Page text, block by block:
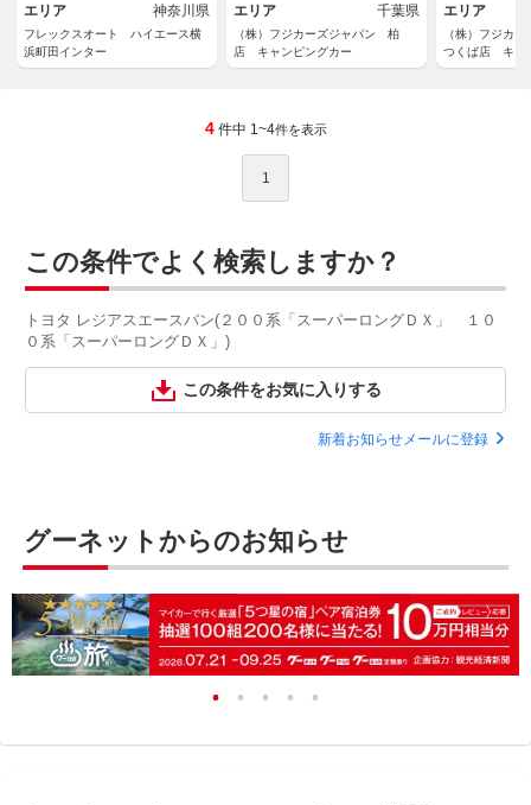
エリア
神奈川県
フレックスオート ハイエース横
浜町田インター
エリア
千葉県
（株）フジカーズジャパン 柏
店 キャンピングカー
ングカー・バ
エリア
（株）フジカ
つくば店 キャ
4 件中 1~4件を表示
1
この条件でよく検索しますか？
トヨタ レジアスエースバン(２００系「スーパーロングＤＸ」 １０
０系「スーパーロングＤＸ」)
この条件をお気に入りする
新着お知らせメールに登録
グーネットからのお知らせ